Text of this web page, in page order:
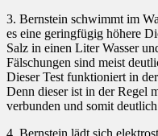
3. Bernstein schwimmt im
es eine geringfügig höhere
Salz in einen Liter Wasser
Fälschungen sind meist
Dieser Test funktioniert in
Denn dieser ist in der Regel
verbunden und somit